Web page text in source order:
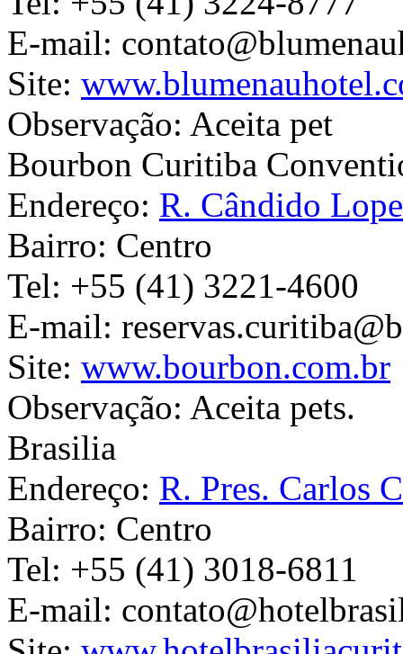
E-mail:
Site:
Observação: Aceita pet
Bourbon Curitiba
Endereço: R. Cândido
Bairro: Centro
Tel: +55 (41) 3221-4600
E-mail:
Site: www.bourbon.com.br
Observação: Aceita pets.
Brasilia
Endereço: R. Pres. Carlos
Bairro: Centro
Tel: +55 (41) 3018-6811
E-mail: